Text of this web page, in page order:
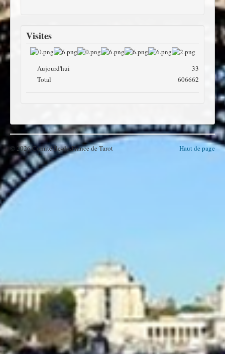
Visites
Aujourd'hui
33
Total
606662
Haut de page
© 2026 Comité Île-de-France de Tarot